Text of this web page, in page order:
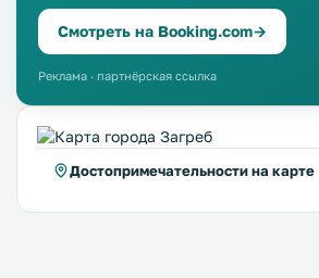
Смотреть на Booking.com→
Реклама · партнёрская ссылка
Достопримечательности на карте